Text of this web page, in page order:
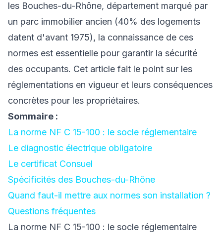
les Bouches-du-Rhône, département marqué par
un parc immobilier ancien (40% des logements
datent d'avant 1975), la connaissance de ces
normes est essentielle pour garantir la sécurité
des occupants. Cet article fait le point sur les
réglementations en vigueur et leurs conséquences
concrètes pour les propriétaires.
Sommaire :
La norme NF C 15-100 : le socle réglementaire
Le diagnostic électrique obligatoire
Le certificat Consuel
Spécificités des Bouches-du-Rhône
Quand faut-il mettre aux normes son installation ?
Questions fréquentes
La norme NF C 15-100 : le socle réglementaire